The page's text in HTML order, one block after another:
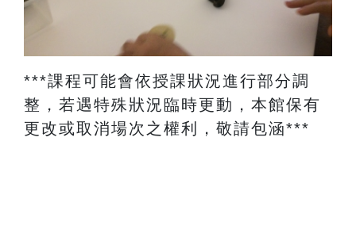
​***課程可能會依授課狀況進行部分調
整，若遇特殊狀況臨時更動，本館保有
更改或取消場次之權利，敬請包涵***